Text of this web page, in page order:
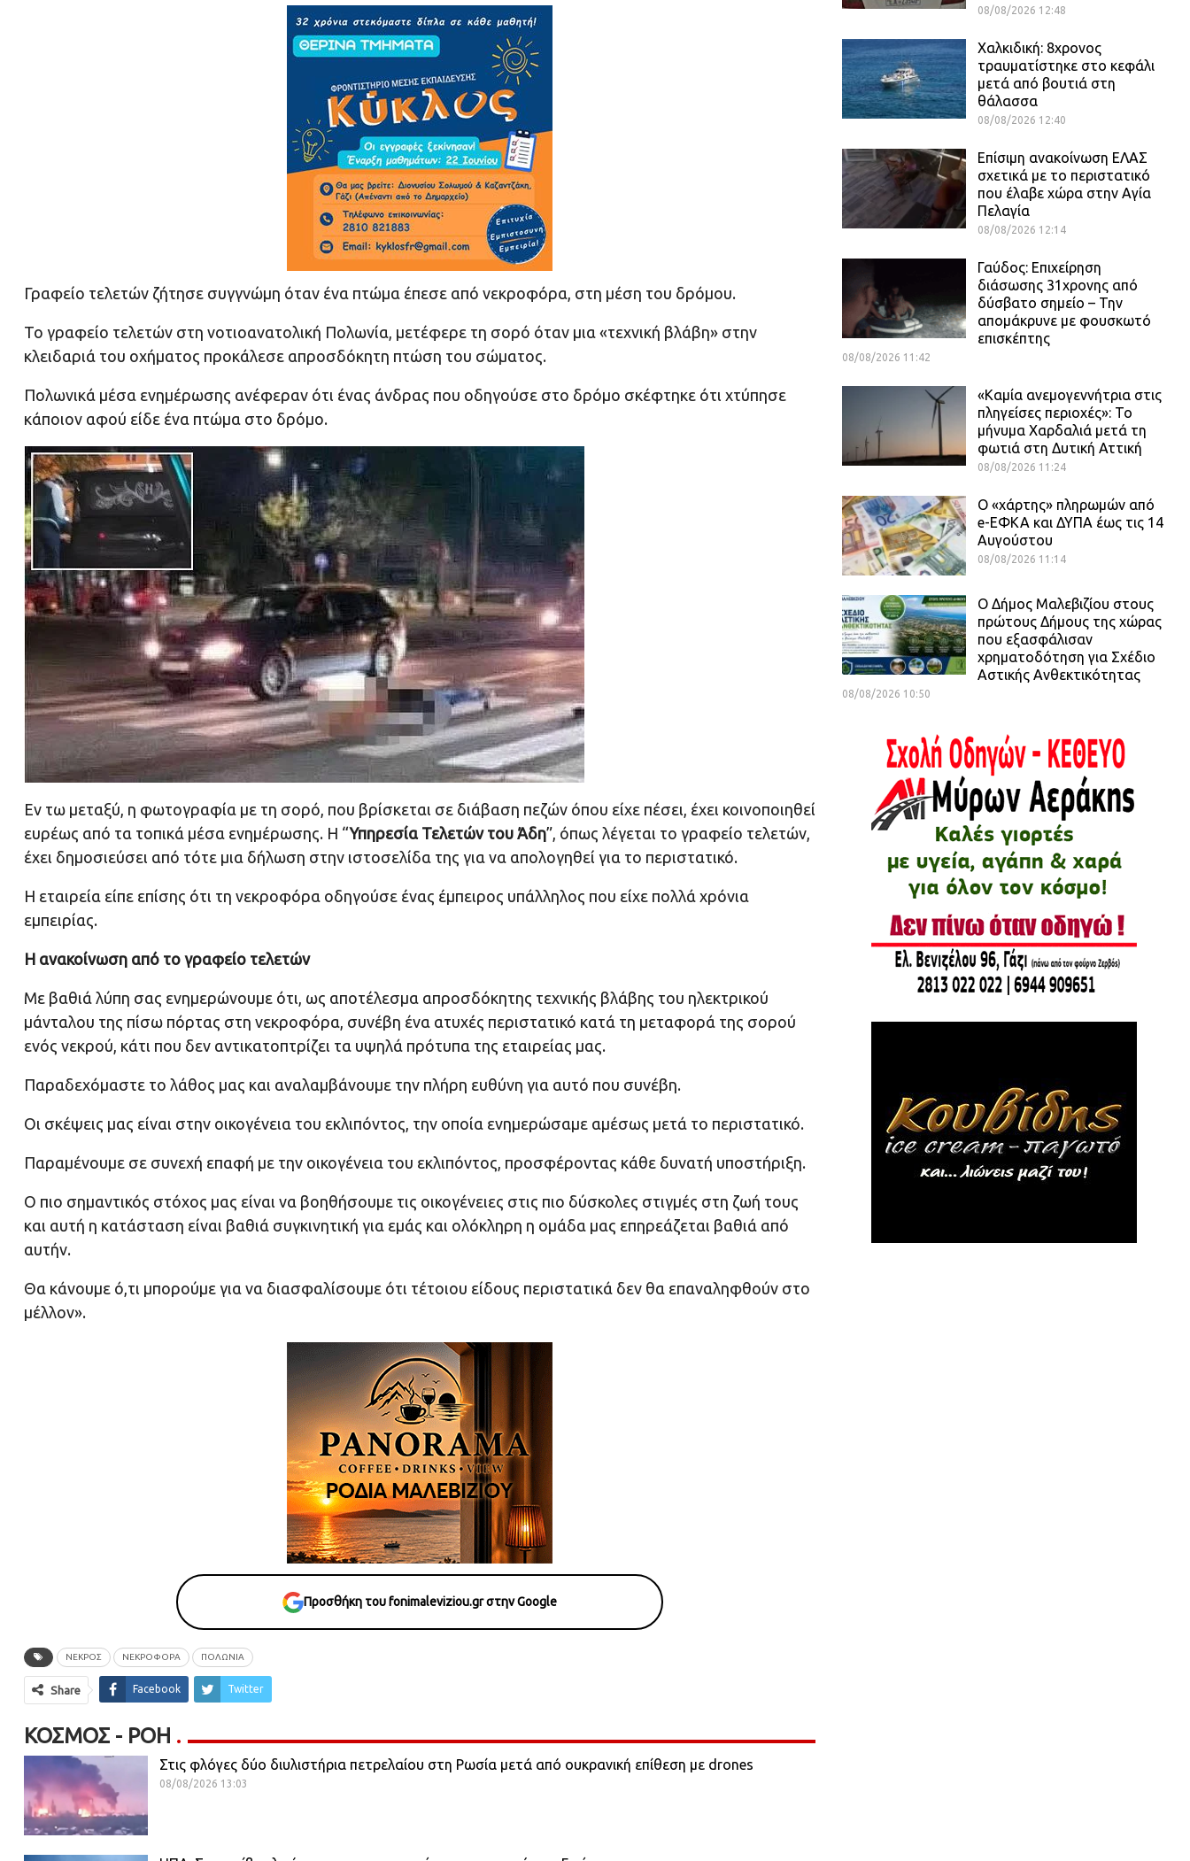
Γραφείο τελετών ζήτησε συγγνώμη όταν ένα πτώμα έπεσε από νεκροφόρα, στη μέση του δρόμου.
Το γραφείο τελετών στη νοτιοανατολική Πολωνία, μετέφερε τη σορό όταν μια «τεχνική βλάβη» στην
κλειδαριά του οχήματος προκάλεσε απροσδόκητη πτώση του σώματος.
Πολωνικά μέσα ενημέρωσης ανέφεραν ότι ένας άνδρας που οδηγούσε στο δρόμο σκέφτηκε ότι χτύπησε
κάποιον αφού είδε ένα πτώμα στο δρόμο.
Εν τω μεταξύ, η φωτογραφία με τη σορό, που βρίσκεται σε διάβαση πεζών όπου είχε πέσει, έχει κοινοποιηθεί
ευρέως από τα τοπικά μέσα ενημέρωσης. Η “Υπηρεσία Τελετών του Άδη”, όπως λέγεται το γραφείο τελετών,
έχει δημοσιεύσει από τότε μια δήλωση στην ιστοσελίδα της για να απολογηθεί για το περιστατικό.
Η εταιρεία είπε επίσης ότι τη νεκροφόρα οδηγούσε ένας έμπειρος υπάλληλος που είχε πολλά χρόνια
εμπειρίας.
Η ανακοίνωση από το γραφείο τελετών
Με βαθιά λύπη σας ενημερώνουμε ότι, ως αποτέλεσμα απροσδόκητης τεχνικής βλάβης του ηλεκτρικού
μάνταλου της πίσω πόρτας στη νεκροφόρα, συνέβη ένα ατυχές περιστατικό κατά τη μεταφορά της σορού
ενός νεκρού, κάτι που δεν αντικατοπτρίζει τα υψηλά πρότυπα της εταιρείας μας.
Παραδεχόμαστε το λάθος μας και αναλαμβάνουμε την πλήρη ευθύνη για αυτό που συνέβη.
Οι σκέψεις μας είναι στην οικογένεια του εκλιπόντος, την οποία ενημερώσαμε αμέσως μετά το περιστατικό.
Παραμένουμε σε συνεχή επαφή με την οικογένεια του εκλιπόντος, προσφέροντας κάθε δυνατή υποστήριξη.
Ο πιο σημαντικός στόχος μας είναι να βοηθήσουμε τις οικογένειες στις πιο δύσκολες στιγμές στη ζωή τους
και αυτή η κατάσταση είναι βαθιά συγκινητική για εμάς και ολόκληρη η ομάδα μας επηρεάζεται βαθιά από
αυτήν.
Θα κάνουμε ό,τι μπορούμε για να διασφαλίσουμε ότι τέτοιου είδους περιστατικά δεν θα επαναληφθούν στο
μέλλον».
Προσθήκη του fonimaleviziou.gr στην Google
ΝΕΚΡΟΣ ΝΕΚΡΟΦΟΡΑ ΠΟΛΩΝΙΑ
Share Facebook Twitter
ΚΌΣΜΟΣ - ΡΟΗ
Στις φλόγες δύο διυλιστήρια πετρελαίου στη Ρωσία μετά από ουκρανική επίθεση με drones
08/08/2026 13:03
08/08/2026 12:48
Χαλκιδική: 8χρονος
τραυματίστηκε στο κεφάλι
μετά από βουτιά στη
θάλασσα
08/08/2026 12:40
Επίσιμη ανακοίνωση ΕΛΑΣ
σχετικά με το περιστατικό
που έλαβε χώρα στην Αγία
Πελαγία
08/08/2026 12:14
Γαύδος: Επιχείρηση
διάσωσης 31χρονης από
δύσβατο σημείο – Την
απομάκρυνε με φουσκωτό
επισκέπτης
08/08/2026 11:42
«Καμία ανεμογεννήτρια στις
πληγείσες περιοχές»: Το
μήνυμα Χαρδαλιά μετά τη
φωτιά στη Δυτική Αττική
08/08/2026 11:24
Ο «χάρτης» πληρωμών από
e-ΕΦΚΑ και ΔΥΠΑ έως τις 14
Αυγούστου
08/08/2026 11:14
Ο Δήμος Μαλεβιζίου στους
πρώτους Δήμους της χώρας
που εξασφάλισαν
χρηματοδότηση για Σχέδιο
Αστικής Ανθεκτικότητας
08/08/2026 10:50